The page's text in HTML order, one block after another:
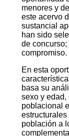
En el marco
información
Viviendas
(INE),
mismo
abarca una
aprovechan
oportunidad
menores y
este acervo
sustancial
han sido
de concurso;
compromiso.